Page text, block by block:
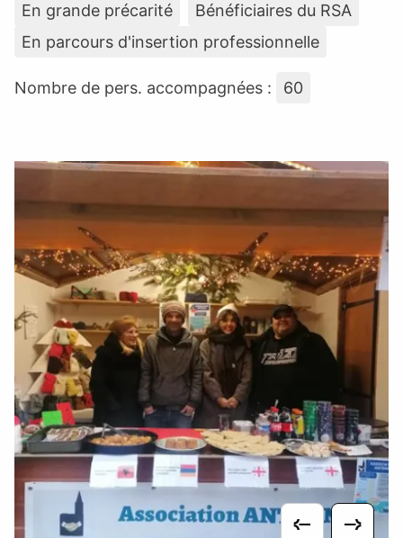
En grande précarité
Bénéficiaires du RSA
En parcours d'insertion professionnelle
Nombre de pers. accompagnées : 60